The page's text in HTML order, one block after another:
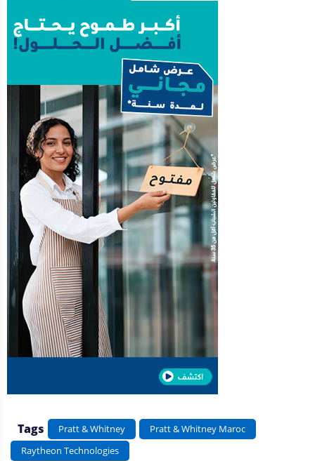
Tags Pratt & Whitney
Pratt & Whitney Maroc
Raytheon Technologies